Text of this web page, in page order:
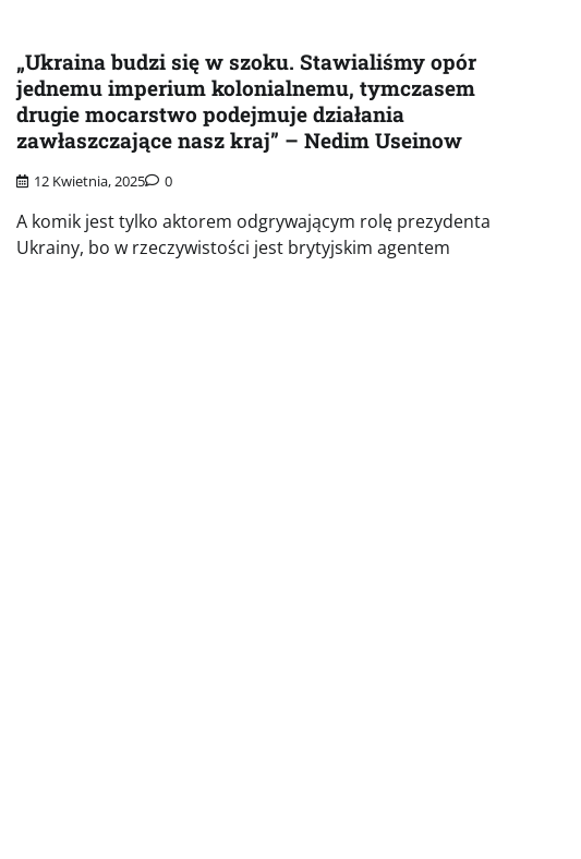
„Ukraina budzi się w szoku. Stawialiśmy opór
jednemu imperium kolonialnemu, tymczasem
drugie mocarstwo podejmuje działania
zawłaszczające nasz kraj” – Nedim Useinow
12 Kwietnia, 2025 0
A komik jest tylko aktorem odgrywającym rolę prezydenta
Ukrainy, bo w rzeczywistości jest brytyjskim agentem